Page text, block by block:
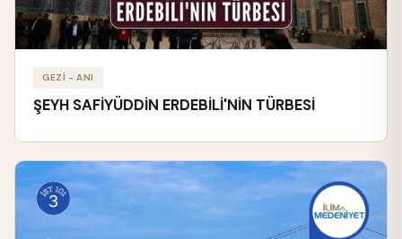
GEZİ - ANI
ŞEYH SAFİYÜDDİN ERDEBİLİ'NİN TÜRBESİ